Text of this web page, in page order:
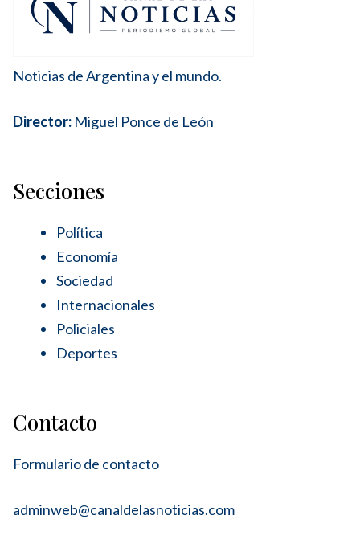
Noticias de Argentina y el mundo.
Director: Miguel Ponce de León
Secciones
Política
Economía
Sociedad
Internacionales
Policiales
Deportes
Contacto
Formulario de contacto
adminweb@canaldelasnoticias.com